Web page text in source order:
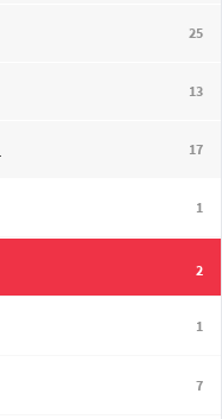
25
13
17
1
2
1
7